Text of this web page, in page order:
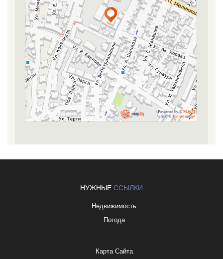
Powered by © Map24
and © Jumpstart.ge
НУЖНЫЕ ССЫЛКИ
Недвижимость
Погода
Карта Сайта